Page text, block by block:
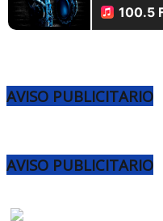
AVISO PUBLICITARIO
AVISO PUBLICITARIO